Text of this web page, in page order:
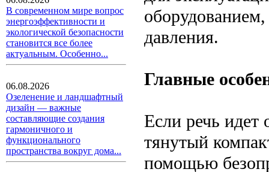
В современном мире вопрос
энергоэффективности и
экологической безопасности
становится все более
актуальным. Особенно...
06.08.2026
Озеленение и ландшафтный
дизайн — важные
составляющие создания
гармоничного и
функционального
пространства вокруг дома...
давления.
Главные
Если речь идет
тянутый
помощью